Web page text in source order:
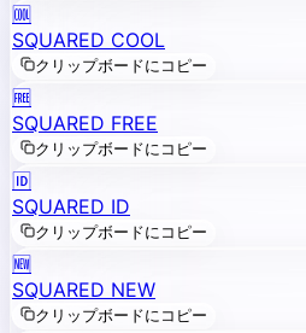
🆒
SQUARED COOL
クリップボードにコピー
🆓
SQUARED FREE
クリップボードにコピー
🆔
SQUARED ID
クリップボードにコピー
🆕
SQUARED NEW
クリップボードにコピー